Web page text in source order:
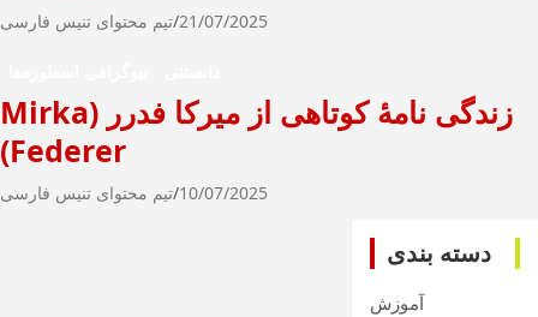
21/07/2025 تیم محتوای تنیس فارسی
زندگی نامۀ کوتاهی از میرکا فدرر (Mirka
Federer)
10/07/2025 تیم محتوای تنیس فارسی
دسته بندی
آموزش